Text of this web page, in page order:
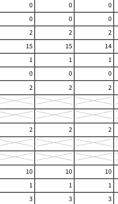
0 0
0
0 0
0
2 2
2
15 15
14
1 1
1
0 0
0
2 2
2
2 2
2
10 10
10
1 1
1
3 3 3